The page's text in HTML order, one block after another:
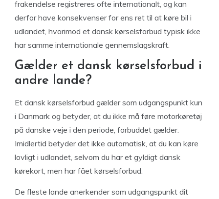
frakendelse registreres ofte internationalt, og kan
derfor have konsekvenser for ens ret til at køre bil i
udlandet, hvorimod et dansk kørselsforbud typisk ikke
har samme internationale gennemslagskraft.
Gælder et dansk kørselsforbud i
andre lande?
Et dansk kørselsforbud gælder som udgangspunkt kun
i Danmark og betyder, at du ikke må føre motorkøretøj
på danske veje i den periode, forbuddet gælder.
Imidlertid betyder det ikke automatisk, at du kan køre
lovligt i udlandet, selvom du har et gyldigt dansk
kørekort, men har fået kørselsforbud.
De fleste lande anerkender som udgangspunkt dit